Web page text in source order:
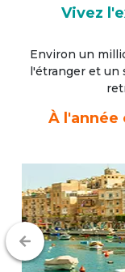
Vivez
Environ un
l'étrangeret un
À l'année